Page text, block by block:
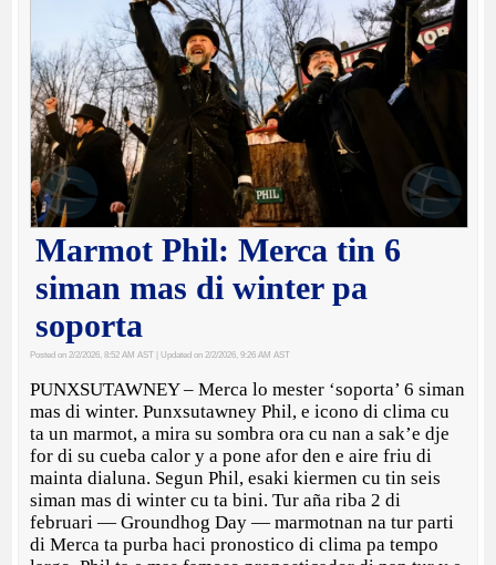
Marmot Phil: Merca tin 6
siman mas di winter pa
soporta
Posted on 2/2/2026, 8:52 AM AST | Updated on 2/2/2026, 9:26 AM AST
PUNXSUTAWNEY – Merca lo mester ‘soporta’ 6 siman
mas di winter. Punxsutawney Phil, e icono di clima cu
ta un marmot, a mira su sombra ora cu nan a sak’e dje
for di su cueba calor y a pone afor den e aire friu di
mainta dialuna. Segun Phil, esaki kiermen cu tin seis
siman mas di winter cu ta bini. Tur aña riba 2 di
februari — Groundhog Day — marmotnan na tur parti
di Merca ta purba haci pronostico di clima pa tempo